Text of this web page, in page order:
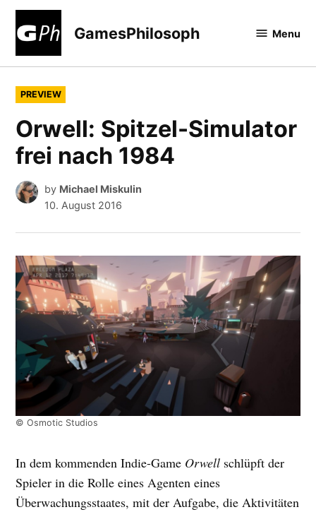
Skip
GamesPhilosoph Menu
POSTED
IN
PREVIEW
Orwell: Spitzel-Simulator
frei nach 1984
by Michael Miskulin
10. August 2016
© Osmotic Studios
In dem kommenden Indie-Game Orwell schlüpft der
Spieler in die Rolle eines Agenten eines
Überwachungsstaates, mit der Aufgabe, die Aktivitäten